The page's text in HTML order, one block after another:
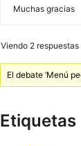
Muchas gracias
Viendo 2
El debate ‘Menú
Etiquetas